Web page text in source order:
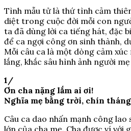
Tình mẫu tử là thứ tình cảm
diệt trong cuộc đời mỗi con
ta đã dùng lời ca tiếng hát, đặc
để ca ngợi công ơn sinh thành,
Mỗi câu ca là một dòng cảm
lắng, khắc sâu hình ảnh người
1/
Ơn cha nặng lắm ai ơi!
Nghĩa mẹ bằng trời, chín
Câu ca dao nhấn mạnh công